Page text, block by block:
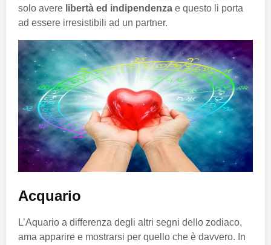
solo avere libertà ed indipendenza e questo li porta
ad essere irresistibili ad un partner.
Acquario
L’Aquario a differenza degli altri segni dello zodiaco,
ama apparire e mostrarsi per quello che è davvero. In